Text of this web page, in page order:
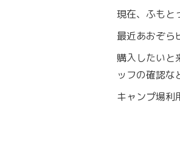
現在、ふもと
最近あおぞら
購入したいと
ッフの確認な
キャンプ場利